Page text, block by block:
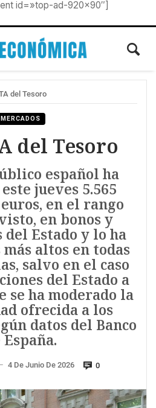
id=»top-ad-920×90″]
del Tesoro
MERCADOS
del Tesoro
español ha
jueves 5.565
en el rango
en bonos y
Estado y lo ha
altos en todas
salvo en el caso
del Estado a
se ha moderado la
ofrecida a los
datos del Banco
España.
— 4 De Junio De 2026 0